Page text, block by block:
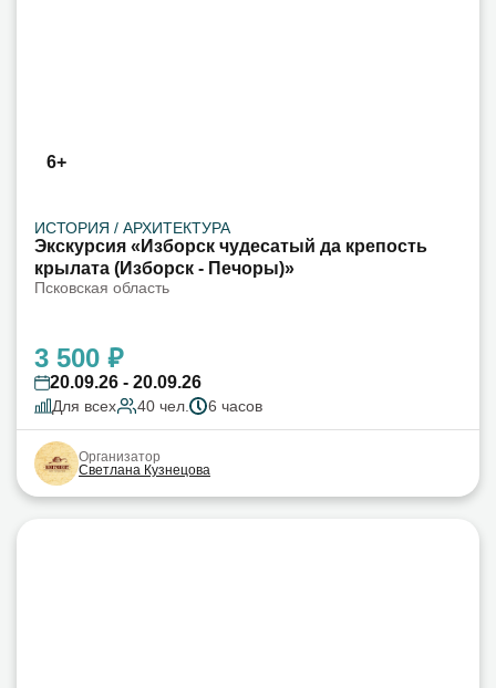
6+
ИСТОРИЯ / АРХИТЕКТУРА
Экскурсия «Изборск чудесатый да крепость
крылата (Изборск - Печоры)»
Псковская область
3 500 ₽
20.09.26 - 20.09.26
Для всех 40 чел. 6 часов
Организатор
Светлана Кузнецова